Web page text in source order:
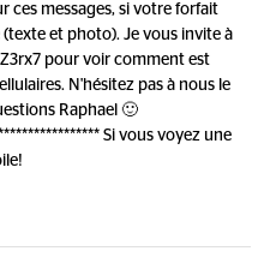
ces messages, si votre forfait
et photo). Je vous invite à
pour voir comment est
N'hésitez pas à nous le
Raphael 🙂
Si vous voyez une